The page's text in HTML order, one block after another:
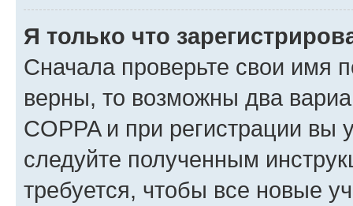
Я только что
Сначала проверьте свои имя
верны, то возможны два
COPPA и при регистрации вы
следуйте полученным
требуется, чтобы все новые